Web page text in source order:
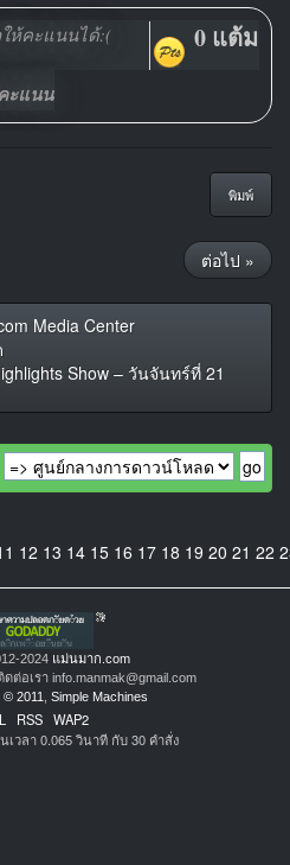
ห้คะแนนได้:( 0 แต้ม
ะแนน
พิมพ์
ต่อไป »
Media Center
Show – วันจันทร์ที่ 21
12 13 14 15 16 17 18 19 20 21 22
2024 แม่นมาก.com
อเรา info.manmak@gmail.com
2011 Simple Machines
RSS WAP2
วลา 0.065 วินาที กับ 30 คำสั่ง